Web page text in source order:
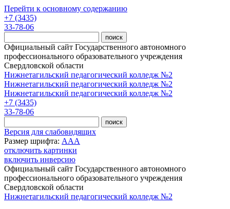
Перейти к основному содержанию
+7 (3435)
33-78-06
Официальный сайт Государственного автономного
профессионального образовательного учреждения
Свердловской области
Нижнетагильский педагогический колледж №2
Нижнетагильский педагогический колледж №2
Нижнетагильский педагогический колледж №2
+7 (3435)
33-78-06
Версия для слабовидящих
Размер шрифта: AAA
отключить картинки
включить инверсию
Официальный сайт Государственного автономного
профессионального образовательного учреждения
Свердловской области
Нижнетагильский педагогический колледж №2